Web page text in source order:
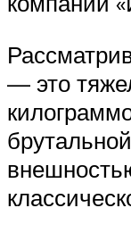
— это